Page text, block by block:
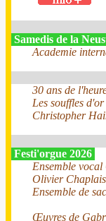
Samedis de la
Academie
30 ans de
Les souffles
Christopher
Festi'orgue 2026
Ensemble
Olivier
Ensemble de
Œuvres de